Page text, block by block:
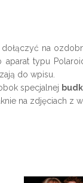
na
aparat typu
do wpisu.
specjalnej
na zdjęciach z